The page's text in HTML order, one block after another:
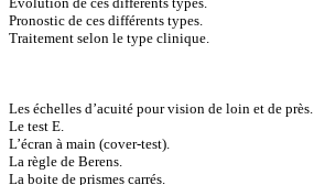
Pronostic de ces différents types.
Traitement selon le type clinique.
Les échelles d’acuité pour vision de loin et de près.
Le test E.
L’écran à main (cover-test).
La règle de Berens.
La boite de prismes carrés.